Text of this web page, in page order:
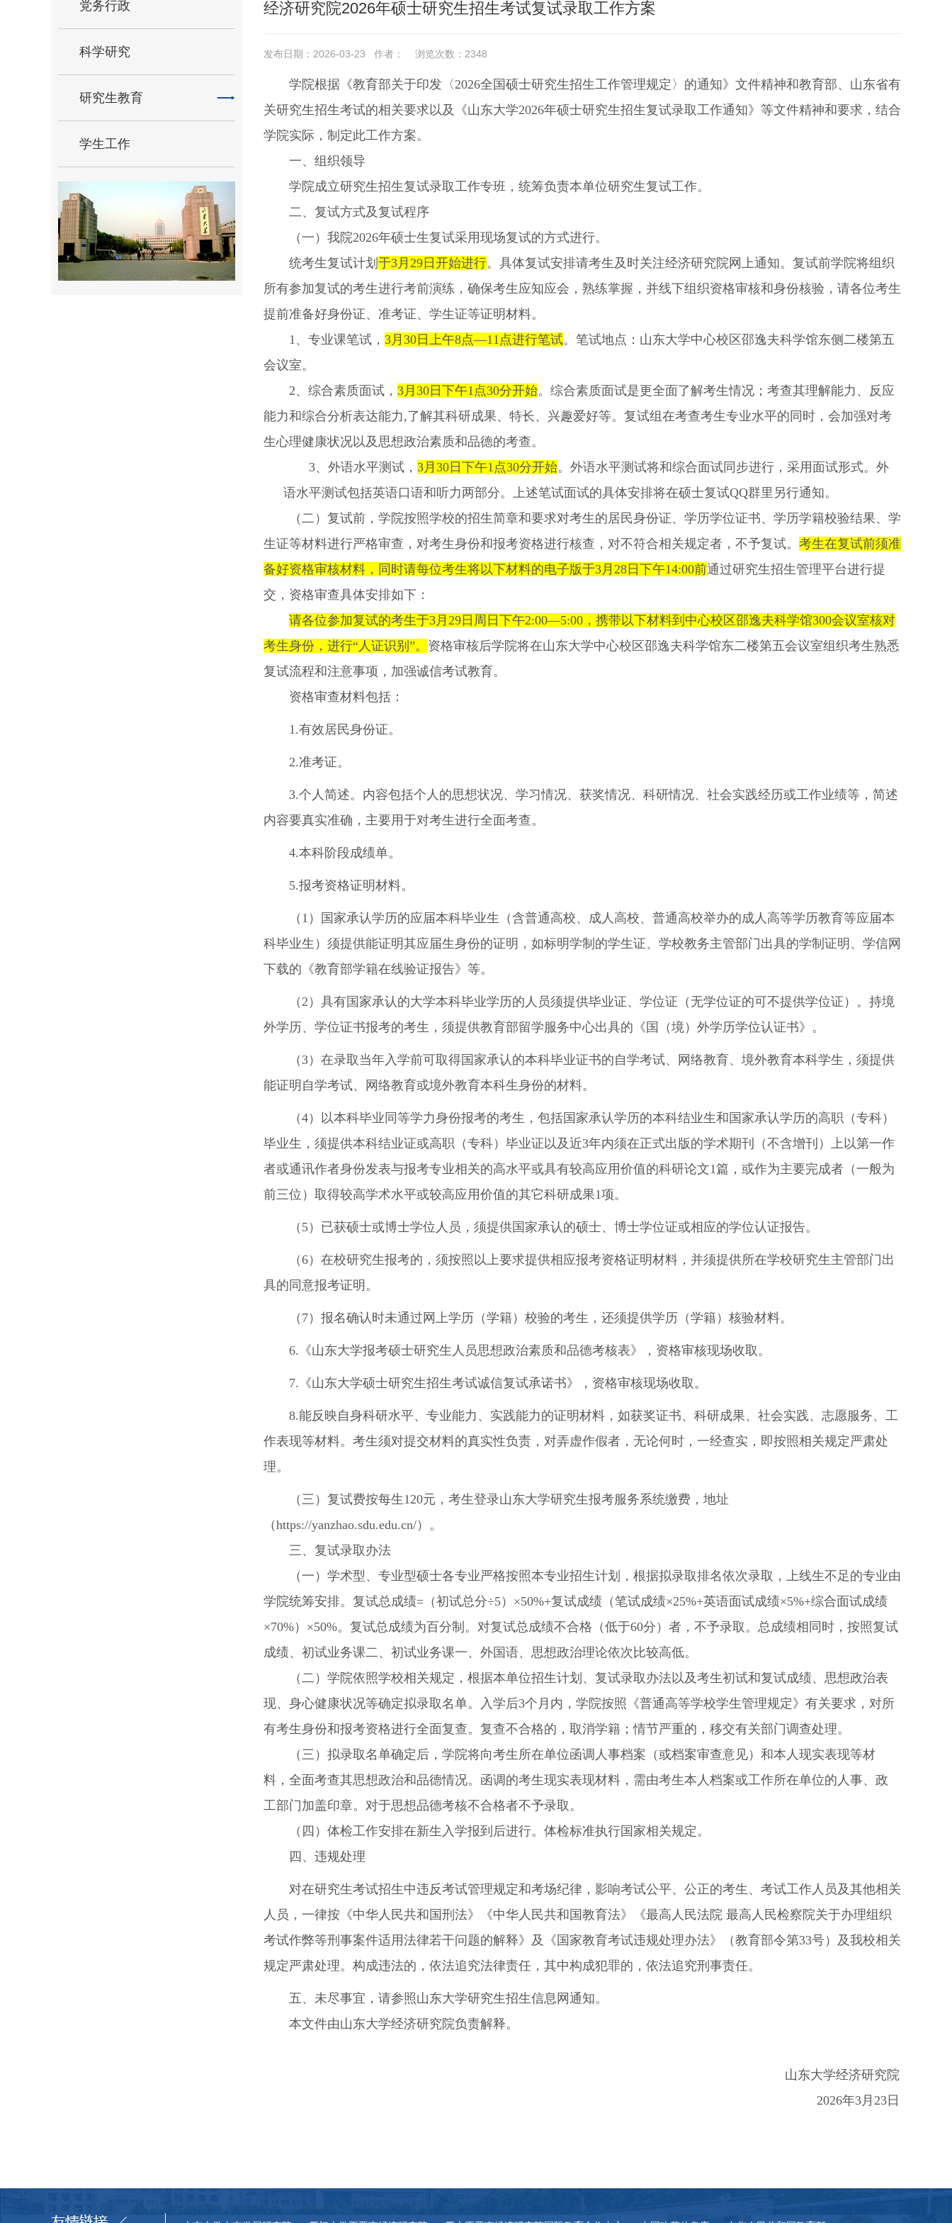
党务行政
科学研究
研究生教育
学生工作
经济研究院2026年硕士研究生招生考试复试录取工作方案
发布日期：2026-03-23 作者： 浏览次数： 2348
学院根据《教育部关于印发〈2026全国硕士研究生招生工作管理规定〉的通知》文件精神和教育部、山东省有
关研究生招生考试的相关要求以及
《山东大学2026年硕士研究生招生复试录取工作通知》 等文件精神和要求 ，结合
学院实际，制定此工作方案。
一、组织领导
学院成立研究生招生复试录取工作专班，统筹负责本单位研究生复试工作。
二、复试方式及复试程序
（一）我院2026年硕士生复试采用现场复试的方式进行。
统考生复试计划 于3月 29 日开始进行。 具体复试安排请考生及时关注经济研究院网上通知。 复试前学院将组织
所有参加复试的考生进行考前演练，确保考生应知应会，熟练掌握，并线下组织资格审核和身份核验，请各位考生
提前准备好身份证、准考证、学生证等证明材料。
1、专业课笔试， 3月 30 日上午8点—11点进行笔试。笔试地点：山东大学中心校区邵逸夫科学馆东侧二楼第五
会议室。
2、综合素质面试， 3月 30 日下午1点30分开始。 综合素质面试是更全面了解考生情况；考查其理解能力、反应
能力和综合分析表达能力,了解其科研成果、特长、兴趣爱好等。复试组在考查考生专业水平的同时，会加强对考
生心理健康状况以及思想政治素质和品德的考查。
3、外语水平测试， 3月 30 日下午1点30分开始。 外语水平测试将和综合面试同步进行，采用面试形式。外
语水平测试包括英语口语和听力两部分。上述笔试面试的具体安排将在硕士复试QQ群里另行通知。
（二）复试前，学院按照学校的招生简章和要求对考生的居民身份证、学历学位证书、学历学籍校验结果、学
生证等材料进行严格审查，对考生身份和报考资格进行核查，对不符合相关规定者，不予复试。 考生在复试前须准
备好资格审核材料，同时请每位考生将以下材料的电子版于3月 28 日下午14:00前通过研究生招生管理平台进行提
交， 资格审查具体安排如下：
请各位参加复试的考生于3月 29 日周日下午2:00—5:00 ，携带以下材料到中心校区邵逸夫科学馆300会议室核对
考生身份，进行“人证识别”。 资格审核后学院将在山东大学中心校区邵逸夫科学馆东二楼第五会议室组织考生熟悉
复试流程和注意事项，加强诚信考试教育。
资格审查材料包括：
1.有效居民身份证。
2.准考证。
3.个人简述。内容包括个人的思想状况、学习情况、获奖情况、科研情况、社会实践经历或工作业绩等，简述
内容要真实准确，主要用于对考生进行全面考查。
4.本科阶段成绩单。
5.报考资格证明材料。
（ 1 ）国家承认学历的应届本科毕业生（含普通高校、成人高校、普通高校举办的成人高等学历教育等应届本
科毕业生）须提供能证明其应届生身份的证明，如标明学制的学生证、学校教务主管部门出具的学制证明、学信网
下载的《教育部学籍在线验证报告》等。
（2 ）具有国家承认的大学本科毕业学历的人员须提供毕业证、学位证（无学位证的可不提供学位证）。持境
外学历、学位证书报考的考生，须提供教育部留学服务中心出具的《国（境）外学历学位认证书》。
（ 3）在录取当年入学前可取得国家承认的本科毕业证书的自学考试、网络教育、境外教育本科学生，须提供
能证明自学考试、网络教育或境外教育本科生身份的材料。
（4）以本科毕业同等学力身份报考的考生，包括国家承认学历的本科结业生和国家承认学历的高职（专科）
毕业生，须提供本科结业证或高职（专科）毕业证以及近3年内须在正式出版的学术期刊（不含增刊）上以第一作
者或通讯作者身份发表与报考专业相关的高水平或具有较高应用价值的科研论文1篇，或作为主要完成者（一般为
前三位）取得较高学术水平或较高应用价值的其它科研成果1项。
（ 5）已获硕士或博士学位人员，须提供国家承认的硕士、博士学位证或相应的学位认证报告。
（6）在校研究生报考的，须按照以上要求提供相应报考资格证明材料，并须提供所在学校研究生主管部门出
具的同意报考证明。
（ 7）报名确认时未通过网上学历（学籍）校验的考生，还须提供学历（学籍）核验材料。
6. 《山东大学报考硕士研究生人员思想政治素质和品德考核表》，资格审核现场收取。
7. 《山东大学硕士研究生招生考试诚信复试承诺书》，资格审核现场收取。
8.能反映自身科研水平、专业能力、实践能力的证明材料，如获奖证书、科研成果、社会实践、志愿服务、工
作表现等材料。考生须对提交材料的真实性负责，对弄虚作假者，无论何时，一经查实，即按照相关规定严肃处
理。
（三） 复试费按每生120元，考生登录山东大学研究生报考服务系统缴费， 地址
（https://yanzhao.sdu.edu.cn/）。
三、复试录取办法
（一）学术型、专业型硕士各专业严格按照本专业招生计划，根据拟录取排名依次录取，上线生不足的专业由
学院统筹安排。复试总成绩= （初试总分÷5）×50%+复试成绩（笔试成绩×25%+英语面试成绩×5%+综合面试成绩
×70%）×50%。复试总成绩为百分制。对复试总成绩不合格（低于60分）者，不予录取。总成绩相同时，按照复试
成绩、初试业务课二、初试业务课一、外国语、思想政治理论依次比较高低。
（二）学院依照学校相关规定，根据本单位招生计划、复试录取办法以及考生初试和复试成绩、思想政治表
现、身心健康状况等确定拟录取名单。入学后3个月内，学院按照《普通高等学校学生管理规定》有关要求，对所
有考生身份和报考资格进行全面复查。复查不合格的，取消学籍；情节严重的，移交有关部门调查处理。
（三）拟录取名单确定后，学院将向考生所在单位函调人事档案（或档案审查意见）和本人现实表现等材
料，全面考查其思想政治和品德情况。函调的考生现实表现材料，需由考生本人档案或工作所在单位的人事、政
工部门加盖印章。对于思想品德考核不合格者不予录取。
（四）体检工作安排在新生入学报到后进行。体检标准执行国家相关规定。
四、违规处理
对在研究生考试招生中违反考试管理规定和考场纪律，影响考试公平、公正的考生、考试工作人员及其他相关
人员，一律按《中华人民共和国刑法》《中华人民共和国教育法》《最高人民法院 最高人民检察院关于办理组织
考试作弊等刑事案件适用法律若干问题的解释》及《国家教育考试违规处理办法》（教育部令第33号）及我校相关
规定严肃处理。构成违法的，依法追究法律责任，其中构成犯罪的，依法追究刑事责任。
五、未尽事宜，请参照山东大学研究生招生信息网通知。
本文件由山东大学经济研究院负责解释。
山东大学经济研究院
2026年3月 23 日